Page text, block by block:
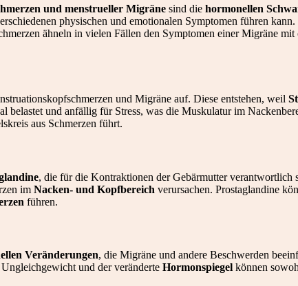
und menstrueller Migräne sind die hormonellen
physischen und emotionalen Symptomen führen
ähneln in vielen Fällen den Symptomen einer Migräne
und Migräne auf. Diese entstehen, weil
belastet und anfällig für Stress, was die Muskulatur im
aus Schmerzen führt.
, die für die Kontraktionen der Gebärmutter verantwortlich
im Nacken- und Kopfbereich verursachen. Prostaglandine
führen.
Veränderungen, die Migräne und andere Beschwerden
und der veränderte Hormonspiegel können